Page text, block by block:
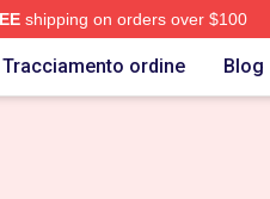
shipping on orders over $100
Tracciamento ordine Blog